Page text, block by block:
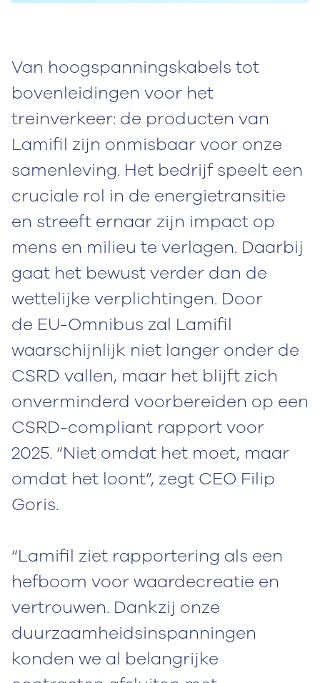
Van hoogspanningskabels tot
bovenleidingen voor het
treinverkeer: de producten van
Lamifil zijn onmisbaar voor onze
samenleving. Het bedrijf speelt een
cruciale rol in de energietransitie
en streeft ernaar zijn impact op
mens en milieu te verlagen. Daarbij
gaat het bewust verder dan de
wettelijke verplichtingen. Door
de EU-Omnibus zal Lamifil
waarschijnlijk niet langer onder de
CSRD vallen, maar het blijft zich
onverminderd voorbereiden op een
CSRD-compliant rapport voor
2025. “Niet omdat het moet, maar
omdat het loont”, zegt CEO Filip
Goris.
“Lamifil ziet rapportering als een
hefboom voor waardecreatie en
vertrouwen. Dankzij onze
duurzaamheidsinspanningen
konden we al belangrijke